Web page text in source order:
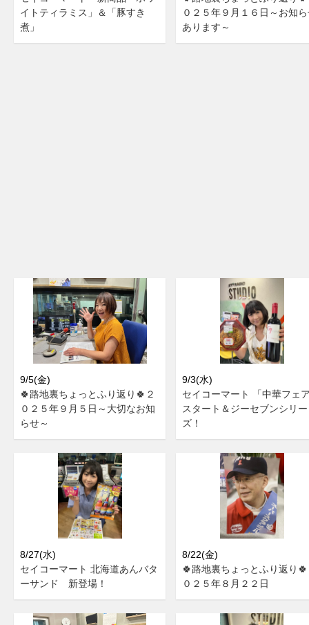
イトティラミス」＆「豚すき
煮」
０２５年９月１６日～お知
あります～
9/5(金)
🍀路地裏ちょっとふり返り🍀２
０２５年９月５日～大切なお知
らせ～
9/3(水)
セイコーマート 「中華フェ
スタート＆ジーセブンシリー
ズ！
8/27(水)
セイコーマート 北海道あんバタ
ーサンド 新登場！
8/22(金)
🍀路地裏ちょっとふり返り
０２５年８月２２日